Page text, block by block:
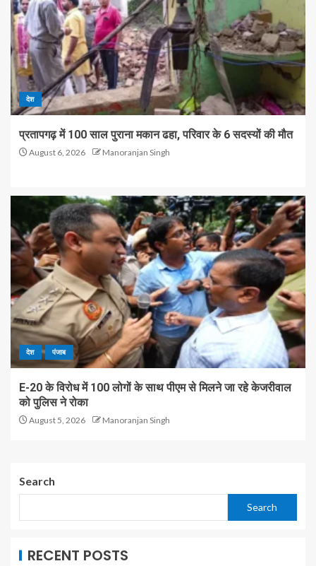
देश
प्रतापगढ़ में 100 साल पुराना मकान ढहा, परिवार के 6 सदस्यों की मौत
August 6, 2026 Manoranjan Singh
देश पंजाब
E-20 के विरोध में 100 लोगों के साथ पीएम से मिलने जा रहे केजरीवाल
को पुलिस ने रोका
August 5, 2026 Manoranjan Singh
Search
Search
RECENT POSTS